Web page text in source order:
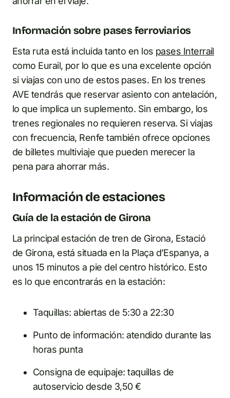
Información sobre pases ferroviarios
Esta ruta está incluida tanto en los pases Interrail
como Eurail, por lo que es una excelente opción
si viajas con uno de estos pases. En los trenes
AVE tendrás que reservar asiento con antelación,
lo que implica un suplemento. Sin embargo, los
trenes regionales no requieren reserva. Si viajas
con frecuencia, Renfe también ofrece opciones
de billetes multiviaje que pueden merecer la
pena para ahorrar más.
Información de estaciones
Guía de la estación de Girona
La principal estación de tren de Girona, Estació
de Girona, está situada en la Plaça d’Espanya, a
unos 15 minutos a pie del centro histórico. Esto
es lo que encontrarás en la estación:
Taquillas: abiertas de 5:30 a 22:30
Punto de información: atendido durante las
horas punta
Consigna de equipaje: taquillas de
autoservicio desde 3,50 €